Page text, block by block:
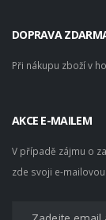
DOPRAVA
Při nákupu zboží v
AKCE E-MAILEM
V případě zájmu o
zde svoji e-